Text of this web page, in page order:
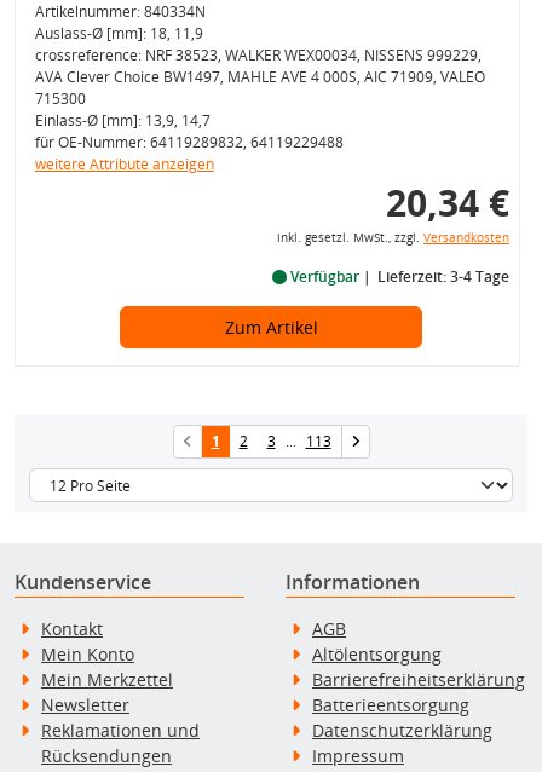
Artikelnummer: 840334N
Auslass-Ø [mm]: 18, 11,9
crossreference: NRF 38523, WALKER WEX00034, NISSENS 999229,
AVA Clever Choice BW1497, MAHLE AVE 4 000S, AIC 71909, VALEO
715300
Einlass-Ø [mm]: 13,9, 14,7
für OE-Nummer: 64119289832, 64119229488
weitere Attribute anzeigen
20,34 €
inkl. gesetzl. MwSt., zzgl. Versandkosten
Verfügbar Lieferzeit: 3-4 Tage
Zum Artikel
1 2 3 ... 113
Kundenservice
Kontakt
Mein Konto
Mein Merkzettel
Newsletter
Reklamationen und
Rücksendungen
Informationen
AGB
Altölentsorgung
Barrierefreiheitserklärung
Batterieentsorgung
Datenschutzerklärung
Impressum